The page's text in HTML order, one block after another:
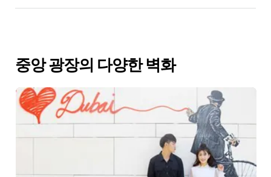
중앙 광장의 다양한 벽화